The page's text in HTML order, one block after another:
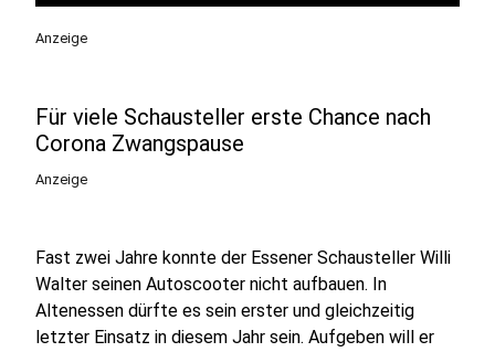
Anzeige
Für viele Schausteller erste Chance nach
Corona Zwangspause
Anzeige
Fast zwei Jahre konnte der Essener Schausteller Willi
Walter seinen Autoscooter nicht aufbauen. In
Altenessen dürfte es sein erster und gleichzeitig
letzter Einsatz in diesem Jahr sein. Aufgeben will er